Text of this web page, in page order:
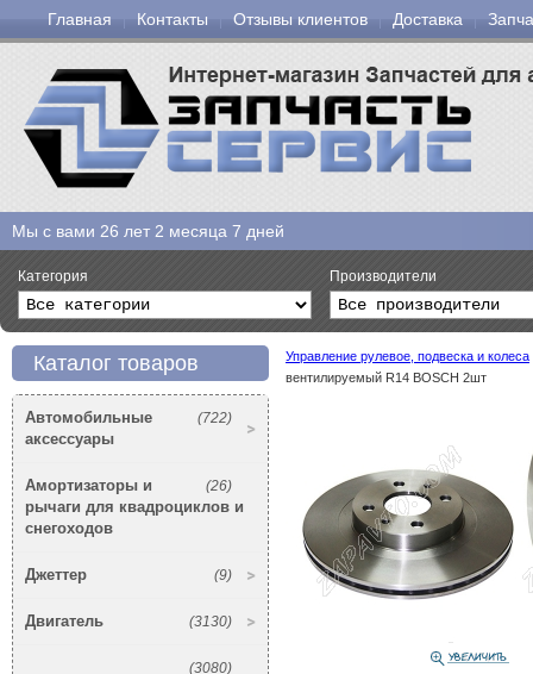
Главная Контакты Отзывы клиентов Доставка
Мы с вами 26 лет 2 месяца 7 дней
Категория Производители
Каталог товаров
(722)
Автомобильные
аксессуары
(26)
Амортизаторы и
рычаги для квадроциклов и
снегоходов
(9)
Джеттер
(3130)
Двигатель
(3080)
Управление рулевое, подвеска и колеса
вентилируемый R14 BOSCH 2шт